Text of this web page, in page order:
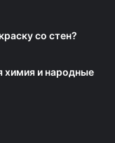
со стен?
химия и народные